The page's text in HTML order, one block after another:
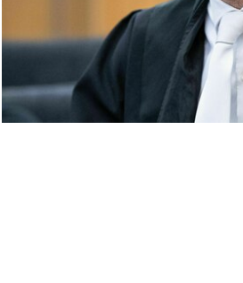
verlag
veranstaltungen
shop